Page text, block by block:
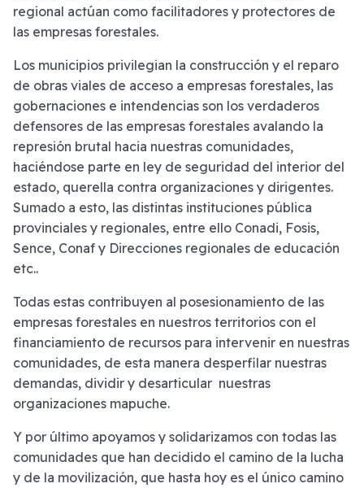
regional actúan como facilitadores y protectores de
las empresas forestales.
Los municipios privilegian la construcción y el reparo
de obras viales de acceso a empresas forestales, las
gobernaciones e intendencias son los verdaderos
defensores de las empresas forestales avalando la
represión brutal hacia nuestras comunidades,
haciéndose parte en ley de seguridad del interior del
estado, querella contra organizaciones y dirigentes.
Sumado a esto, las distintas instituciones pública
provinciales y regionales, entre ello Conadi, Fosis,
Sence, Conaf y Direcciones regionales de educación
etc..
Todas estas contribuyen al posesionamiento de las
empresas forestales en nuestros territorios con el
financiamiento de recursos para intervenir en nuestras
comunidades, de esta manera desperfilar nuestras
demandas, dividir y desarticular nuestras
organizaciones mapuche.
Y por último apoyamos y solidarizamos con todas las
comunidades que han decidido el camino de la lucha
y de la movilización, que hasta hoy es el único camino